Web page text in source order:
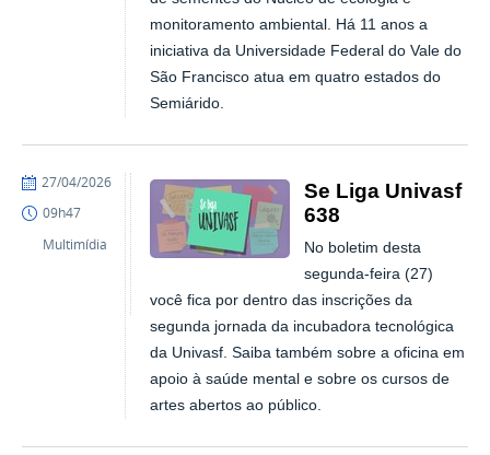
monitoramento ambiental. Há 11 anos a
iniciativa da Universidade Federal do Vale do
São Francisco atua em quatro estados do
Semiárido.
Se Liga Univasf
638
No boletim desta
segunda-feira (27)
você fica por dentro das inscrições da
segunda jornada da incubadora tecnológica
da Univasf. Saiba também sobre a oficina em
apoio à saúde mental e sobre os cursos de
artes abertos ao público.
publicado
27/04/2026
09h47
Multimídia